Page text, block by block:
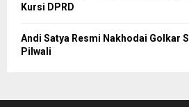
Kursi DPRD
Andi Satya Resmi Nakhodai Golkar
Pilwali